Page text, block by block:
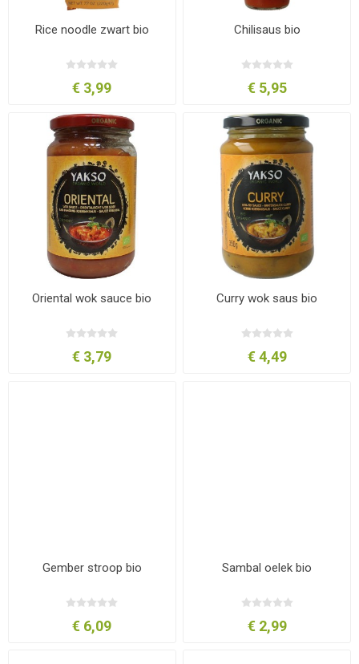
Rice noodle zwart bio
€ 3,99
Chilisaus bio
€ 5,95
Oriental wok sauce bio
€ 3,79
Curry wok saus bio
€ 4,49
Gember stroop bio
€ 6,09
Sambal oelek bio
€ 2,99